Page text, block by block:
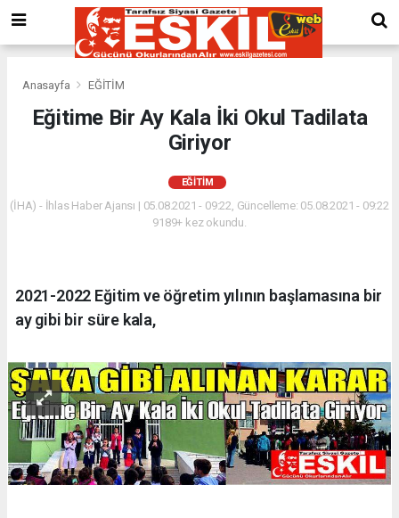
Anasayfa EĞİTİM
Eğitime Bir Ay Kala İki Okul Tadilata
Giriyor
EĞİTİM
(İHA) - İhlas Haber Ajansı | 05.08.2021 - 09:22, Güncelleme: 05.08.2021 - 09:22
9189+ kez okundu.
2021-2022 Eğitim ve öğretim yılının başlamasına bir
ay gibi bir süre kala,